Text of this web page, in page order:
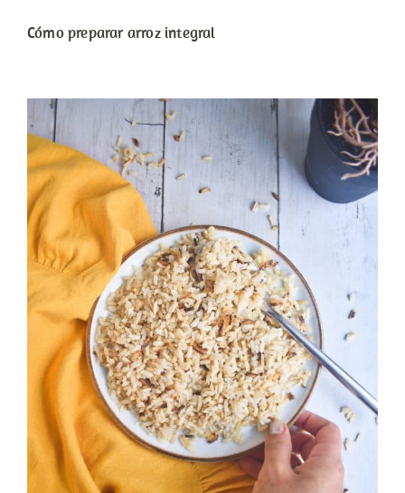
Cómo preparar arroz integral